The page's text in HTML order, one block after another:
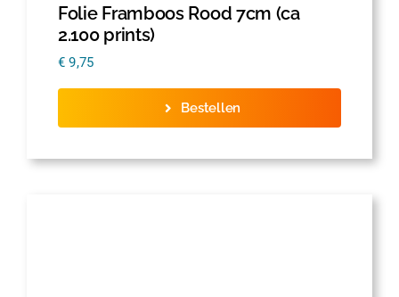
Folie Framboos Rood 7cm (ca
2.100 prints)
€ 9,75
Bestellen